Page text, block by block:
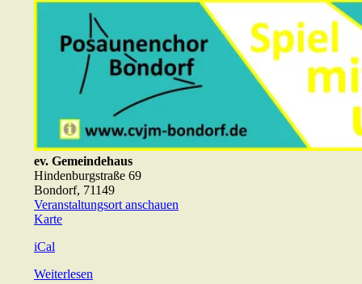
ev. Gemeindehaus
Hindenburgstraße 69
Bondorf, 71149
Veranstaltungsort anschauen
Karteev.
iCal
Weiterlesen